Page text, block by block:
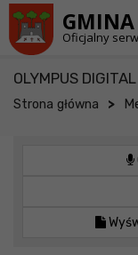
GMINA
Oficjalny
OLYMPUS
Strona główna >